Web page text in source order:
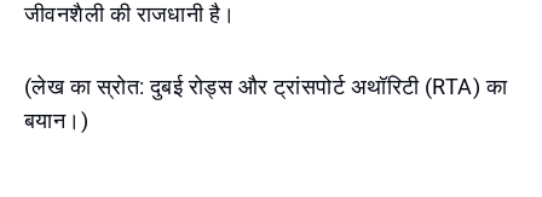
जीवनशैली की राजधानी है।
(लेख का स्रोत: दुबई रोड्स और ट्रांसपोर्ट अथॉरिटी (RTA) का
बयान।)